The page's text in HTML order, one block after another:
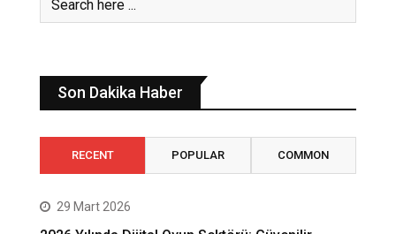
Son Dakika Haber
RECENT POPULAR COMMON
29 Mart 2026